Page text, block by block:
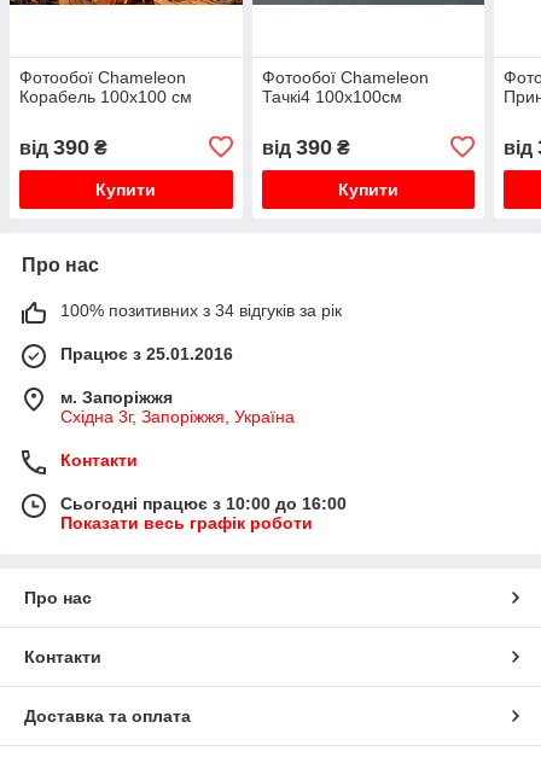
Фотообої Chameleon
Корабель 100х100 см
від 390 ₴
Купити
Фотообої Chameleon
Тачкі4 100х100см
від 390₴
Купити
від
Про нас
100% позитивних з 34 відгуків за рік
Працює з 25.01.2016
м. Запоріжжя
Східна 3г, Запоріжжя, Україна
Контакти
Сьогодні працює з 10:00 до 16:00
Показати весь графік роботи
Про нас
Контакти
Доставка та оплата